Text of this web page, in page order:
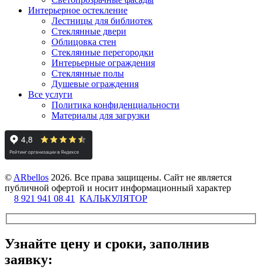
Интерьерное остекление
Лестницы для библиотек
Стеклянные двери
Облицовка стен
Стеклянные перегородки
Интерьерные ограждения
Стеклянные полы
Душевые ограждения
Все услуги
Политика конфиденциальности
Материалы для загрузки
© ARbellos 2026. Все права защищены. Сайт не является
публичной офертой и носит информационный характер
8 921 941 08 41
КАЛЬКУЛЯТОР
Узнайте цену и сроки, заполнив
заявку: